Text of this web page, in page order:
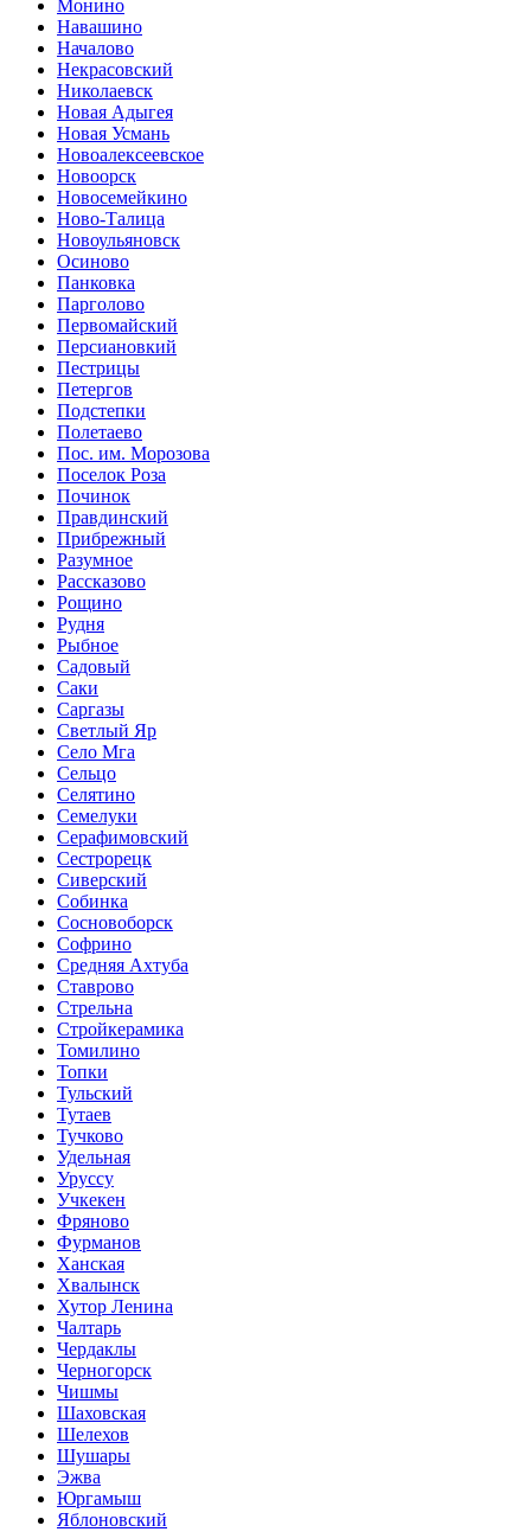
Монино
Навашино
Началово
Некрасовский
Николаевск
Новая Адыгея
Новая Усмань
Новоалексеевское
Новоорск
Новосемейкино
Ново-Талица
Новоульяновск
Осиново
Панковка
Парголово
Первомайский
Персиановкий
Пестрицы
Петергов
Подстепки
Полетаево
Пос. им. Морозова
Поселок Роза
Починок
Правдинский
Прибрежный
Разумное
Рассказово
Рощино
Рудня
Рыбное
Садовый
Саки
Саргазы
Светлый Яр
Село Мга
Сельцо
Селятино
Семелуки
Серафимовский
Сестрорецк
Сиверский
Собинка
Сосновоборск
Софрино
Средняя Ахтуба
Ставрово
Стрельна
Стройкерамика
Томилино
Топки
Тульский
Тутаев
Тучково
Удельная
Уруссу
Учкекен
Фряново
Фурманов
Ханская
Хвалынск
Хутор Ленина
Чалтарь
Чердаклы
Черногорск
Чишмы
Шаховская
Шелехов
Шушары
Эжва
Юргамыш
Яблоновский